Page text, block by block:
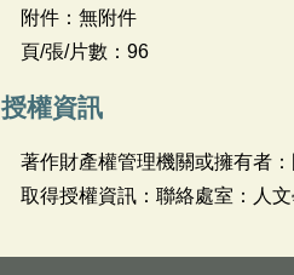
附件：無附件
頁/張/片數：96
授權資訊
著作財產權管理機關或擁有者
取得授權資訊：聯絡處室：人